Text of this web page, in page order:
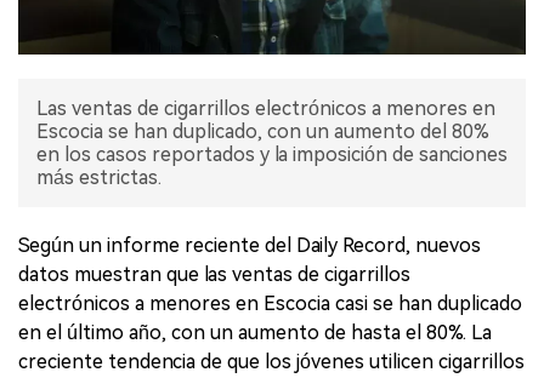
Las ventas de cigarrillos electrónicos a menores en
Escocia se han duplicado, con un aumento del 80%
en los casos reportados y la imposición de sanciones
más estrictas.
Según un informe reciente del Daily Record, nuevos
datos muestran que las ventas de cigarrillos
electrónicos a menores en Escocia casi se han duplicado
en el último año, con un aumento de hasta el 80%. La
creciente tendencia de que los jóvenes utilicen cigarrillos